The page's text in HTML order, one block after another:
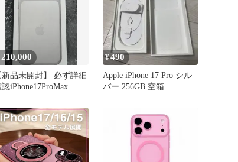
撃☆☆
210,000
新品未開封】 必ず詳細
iPhone17ProMax
¥490
Apple iPhone 17 Pro シル
バー 256GB 空箱